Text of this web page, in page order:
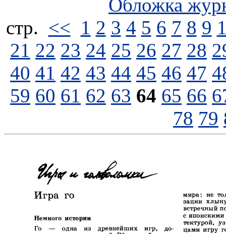
Обложка
стp. << 1 2 3 4 5 6 7 8 9
21 22 23 24 25 26 27 28
40 41 42 43 44 45 46 47
59 60 61 62 63 64 65 66
78 79